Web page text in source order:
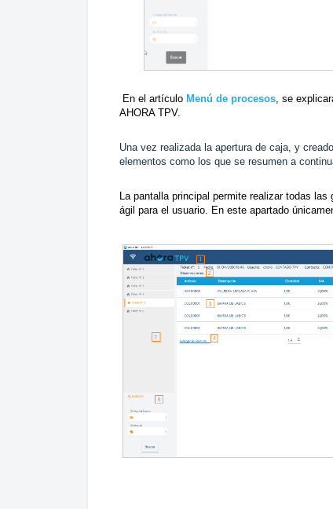
En el artículo Menú de procesos, se
AHORA TPV.
Una vez realizada la apertura de caja, y
elementos como los que se resumen a
La pantalla principal permite realizar todas
ágil para el usuario. En este apartado